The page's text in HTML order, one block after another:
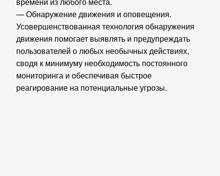
времени из любого места.
— Обнаружение движения и оповещения.
Усовершенствованная технология обнаружения
движения помогает выявлять и предупреждать
пользователей о любых необычных действиях,
сводя к минимуму необходимость постоянного
мониторинга и обеспечивая быстрое
реагирование на потенциальные угрозы.